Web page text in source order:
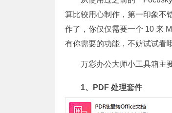
算比较用心制作，第一印象不
作了，你仅仅需要一个 10 来
有你需要的功能，不妨试试看哦
万彩办公大师小工具箱主
1、PDF 处理套件